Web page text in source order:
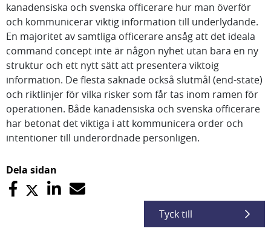
kanadensiska och svenska officerare hur man överför
och kommunicerar viktig information till underlydande.
En majoritet av samtliga officerare ansåg att det ideala
command concept inte är någon nyhet utan bara en ny
struktur och ett nytt sätt att presentera viktoig
information. De flesta saknade också slutmål (end-state)
och riktlinjer för vilka risker som får tas inom ramen för
operationen. Både kanadensiska och svenska officerare
har betonat det viktiga i att kommunicera order och
intentioner till underordnade personligen.
Dela sidan
Tyck till